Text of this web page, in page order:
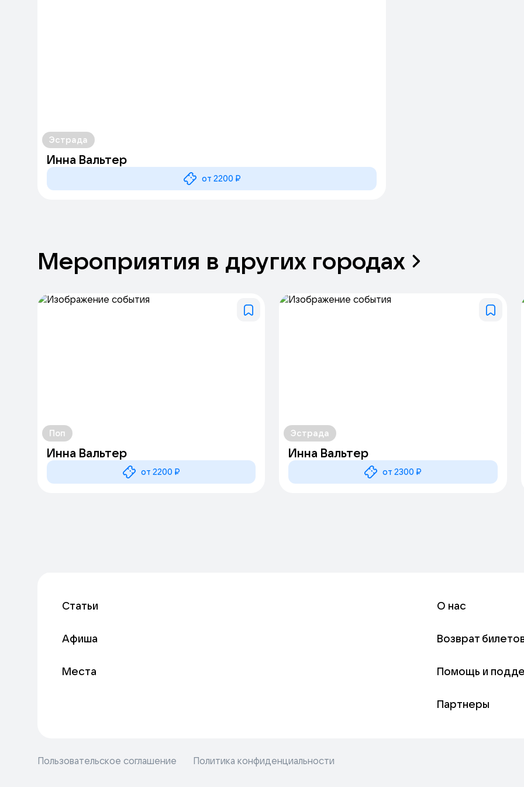
Эстрада
Инна Вальтер
от 2200 ₽
Мероприятия в других городах
Поп
Инна Вальтер
от 2200 ₽
Эстрада
Инна Вальтер
от 2300 ₽
Статьи
Афиша
Места
О нас
Возврат
Помощь и
Партнеры
Пользовательское соглашение Политика конфиденциальности